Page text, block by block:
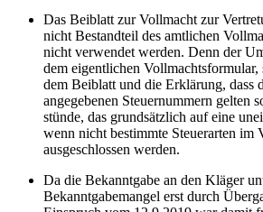
Das Beiblatt zur Vollmacht zur
nicht Bestandteil des amtlichen
nicht verwendet werden. Denn der
dem eigentlichen
dem Beiblatt und die Erklärung,
angegebenen Steuernummern gelten
stünde, das grundsätzlich auf eine
wenn nicht bestimmte Steuerarten im
ausgeschlossen werden.
Da die Bekanntgabe an den Kläger
Bekanntgabemangel erst durch